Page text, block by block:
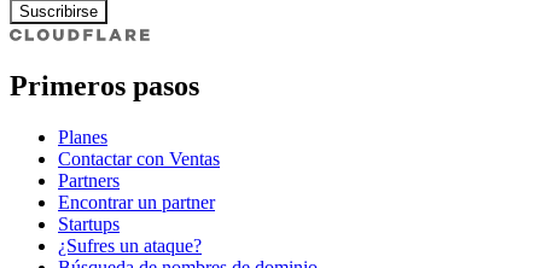
Suscribirse
Primeros pasos
Planes
Contactar con Ventas
Partners
Encontrar un partner
Startups
¿Sufres un ataque?